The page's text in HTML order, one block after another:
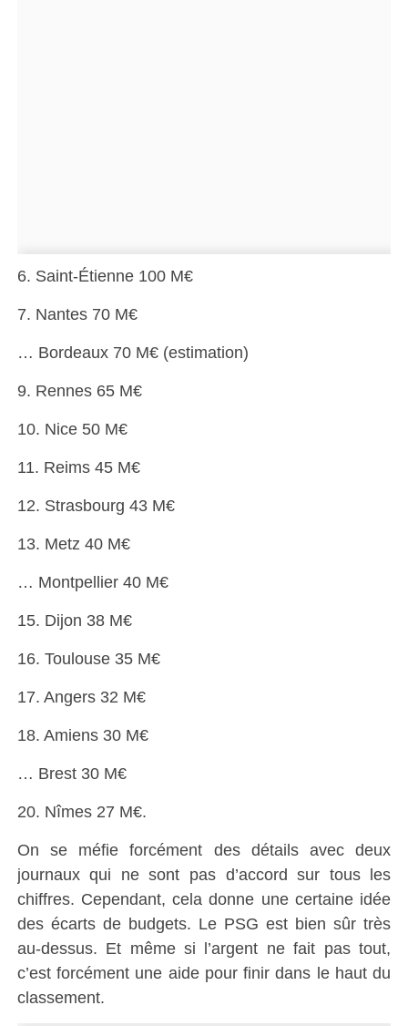
6. Saint-Étienne 100 M€
7. Nantes 70 M€
… Bordeaux 70 M€ (estimation)
9. Rennes 65 M€
10. Nice 50 M€
11. Reims 45 M€
12. Strasbourg 43 M€
13. Metz 40 M€
… Montpellier 40 M€
15. Dijon 38 M€
16. Toulouse 35 M€
17. Angers 32 M€
18. Amiens 30 M€
… Brest 30 M€
20. Nîmes 27 M€.
On se méfie forcément des détails avec deux
journaux qui ne sont pas d’accord sur tous les
chiffres. Cependant, cela donne une certaine idée
des écarts de budgets. Le PSG est bien sûr très
au-dessus. Et même si l’argent ne fait pas tout,
c’est forcément une aide pour finir dans le haut du
classement.